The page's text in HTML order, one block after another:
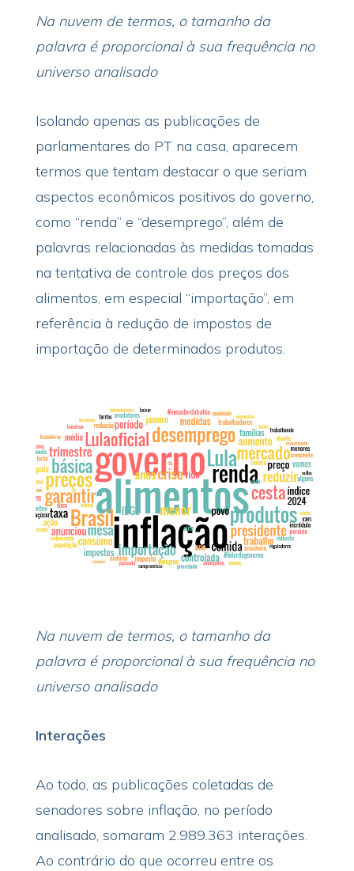
Na nuvem de termos, o tamanho da
palavra é proporcional à sua frequência no
universo analisado
Isolando apenas as publicações de
parlamentares do PT na casa, aparecem
termos que tentam destacar o que seriam
aspectos econômicos positivos do governo,
como “renda” e “desemprego”, além de
palavras relacionadas às medidas tomadas
na tentativa de controle dos preços dos
alimentos, em especial “importação”, em
referência à redução de impostos de
importação de determinados produtos.
Na nuvem de termos, o tamanho da
palavra é proporcional à sua frequência no
universo analisado
Interações
Ao todo, as publicações coletadas de
senadores sobre inflação, no período
analisado, somaram 2.989.363 interações.
Ao contrário do que ocorreu entre os